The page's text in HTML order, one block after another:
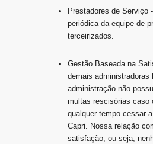
Prestadores de Serviço
periódica da equipe de
terceirizados.
Gestão Baseada na
demais
administração não
multas rescisórias caso
qualquer tempo cessar
Capri. Nossa relação
satisfação, ou seja,